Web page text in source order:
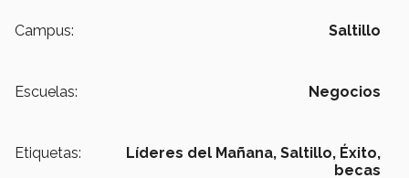
Campus: Saltillo
Escuelas: Negocios
Etiquetas: Líderes del Mañana, Saltillo, Éxito,
becas